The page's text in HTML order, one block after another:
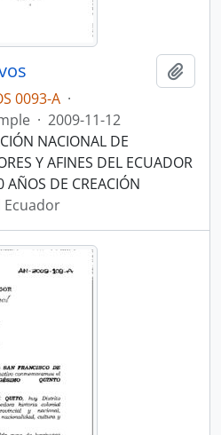
0093-A ·
· 2009-11-12
NACIONAL DE
Y AFINES DEL ECUADOR
AÑOS DE CREACIÓN
Ecuador